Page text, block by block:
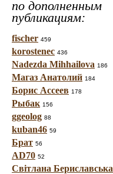
по дополненным
публикациям:
fischer 459
korostenec 436
Nadezda Mihhailova 186
Магаз Анатолий 184
Борис Ассеев 178
Рыбак 156
ggeolog 88
kuban46 59
Брат 56
AD70 52
Світлана Бериславська